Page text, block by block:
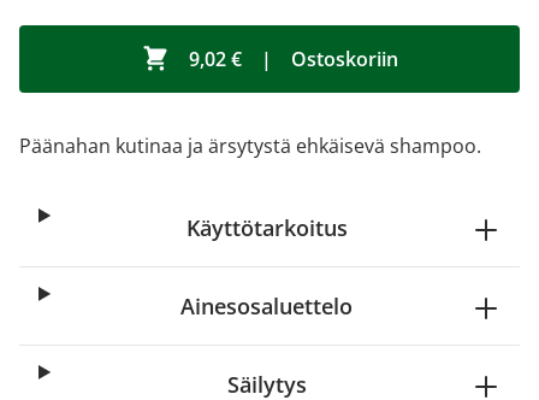
9,02 € | Ostoskoriin
Päänahan kutinaa ja ärsytystä ehkäisevä shampoo.
Käyttötarkoitus
Ainesosaluettelo
Säilytys